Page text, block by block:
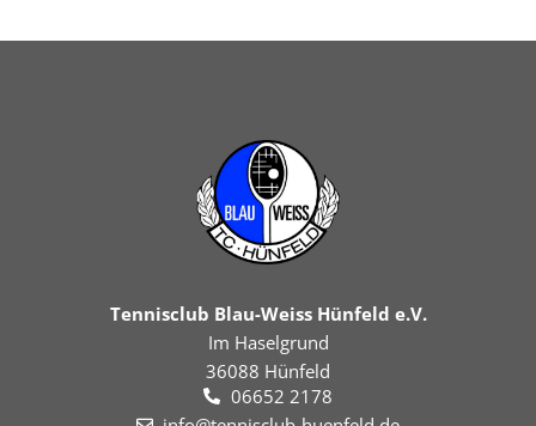
Tennisclub Blau-Weiss Hünfeld e.V.
Im Haselgrund
36088 Hünfeld
06652 2178